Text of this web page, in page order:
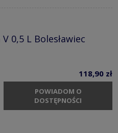
0,5 L Bolesławiec
118,90 zł
POWIADOM O
DOSTĘPNOŚCI